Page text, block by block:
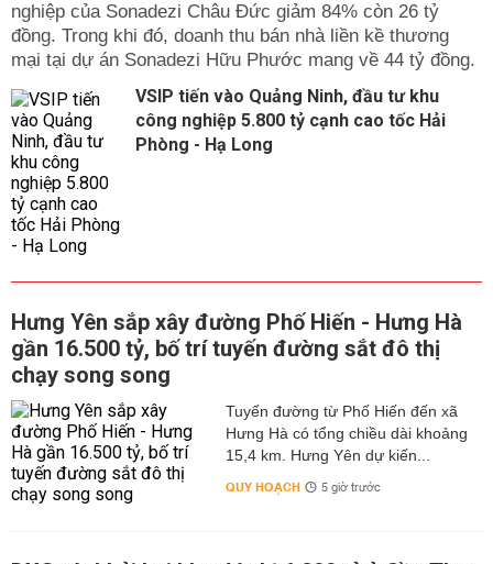
nghiệp của Sonadezi Châu Đức giảm 84% còn 26 tỷ
đồng. Trong khi đó, doanh thu bán nhà liền kề thương
mại tại dự án Sonadezi Hữu Phước mang về 44 tỷ đồng.
VSIP tiến vào Quảng Ninh, đầu tư khu
công nghiệp 5.800 tỷ cạnh cao tốc Hải
Phòng - Hạ Long
Hưng Yên sắp xây đường Phố Hiến - Hưng Hà
gần 16.500 tỷ, bố trí tuyến đường sắt đô thị
chạy song song
Tuyến đường từ Phố Hiến đến xã
Hưng Hà có tổng chiều dài khoảng
15,4 km. Hưng Yên dự kiến...
QUY HOẠCH 5 giờ trước